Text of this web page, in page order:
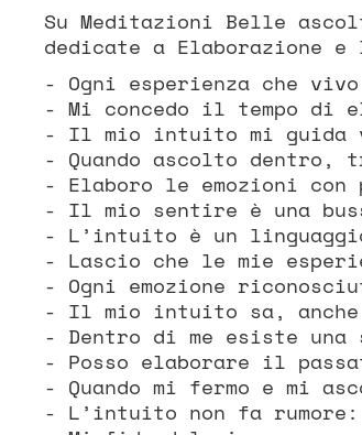
Su Meditazioni Belle
dedicate a Elaborazione
- Ogni esperienza che
- Mi concedo il tempo di
- Il mio intuito mi guida
- Quando ascolto
- Elaboro le emozioni con
- Il mio sentire è una
- L’intuito è un
- Lascio che le mie
- Ogni emozione
- Il mio intuito sa, anche
- Dentro di me esiste una
- Posso elaborare il
- Quando mi fermo e mi
- L’intuito non fa